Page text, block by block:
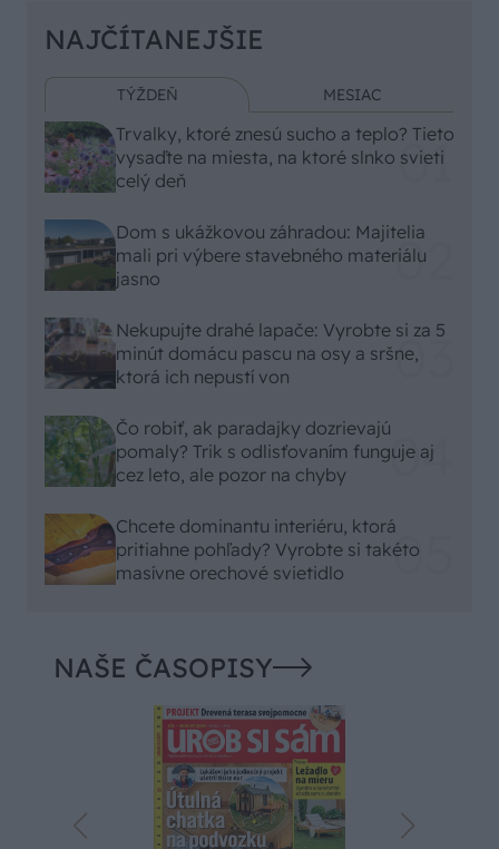
NAJČÍTANEJŠIE
TÝŽDEŇ MESIAC
Trvalky, ktoré znesú sucho a teplo? Tieto
vysaďte na miesta, na ktoré slnko svieti
celý deň
Dom s ukážkovou záhradou: Majitelia
mali pri výbere stavebného materiálu
jasno
Nekupujte drahé lapače: Vyrobte si za 5
minút domácu pascu na osy a sršne,
ktorá ich nepustí von
Čo robiť, ak paradajky dozrievajú
pomaly? Trik s odlisťovaním funguje aj
cez leto, ale pozor na chyby
Chcete dominantu interiéru, ktorá
pritiahne pohľady? Vyrobte si takéto
masívne orechové svietidlo
NAŠE ČASOPISY